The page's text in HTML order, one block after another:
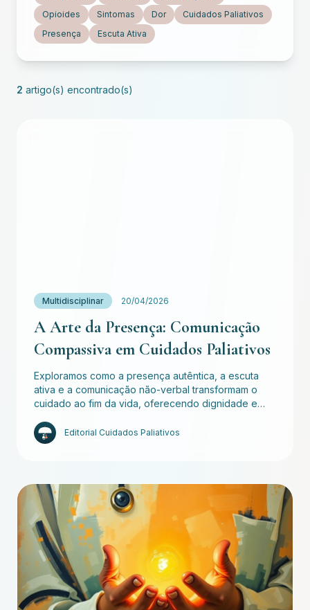
Opioides
Sintomas Dor
Cuidados Paliativos
Presença
Escuta Ativa
2 artigo(s) encontrado(s)
Multidisciplinar 20/04/2026
A Arte da Presença: Comunicação
Compassiva em Cuidados Paliativos
Exploramos como a presença autêntica, a escuta
ativa e a comunicação não-verbal transformam o
cuidado ao fim da vida, oferecendo dignidade e…
Editorial Cuidados Paliativos